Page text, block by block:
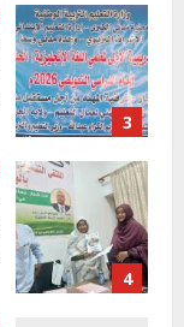
a
d
i
n
g
3
4